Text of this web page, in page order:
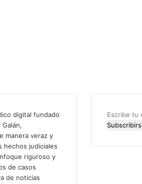
digital fundado
manera veraz y
hechos judiciales
riguroso y
de casos
de noticias
Escribe
tu
electrónico